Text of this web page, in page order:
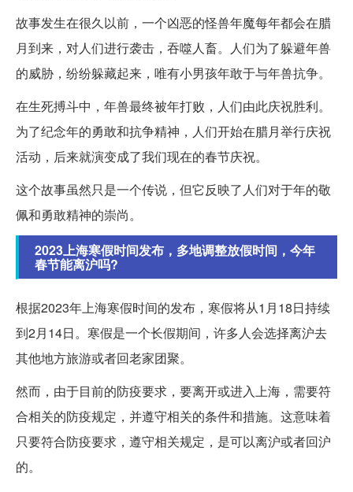
故事发生在很久以前，一个凶恶的怪兽年魔每年都会在腊
月到来，对人们进行袭击，吞噬人畜。人们为了躲避年兽
的威胁，纷纷躲藏起来，唯有小男孩年敢于与年兽抗争。
在生死搏斗中，年兽最终被年打败，人们由此庆祝胜利。
为了纪念年的勇敢和抗争精神，人们开始在腊月举行庆祝
活动，后来就演变成了我们现在的春节庆祝。
这个故事虽然只是一个传说，但它反映了人们对于年的敬
佩和勇敢精神的崇尚。
2023上海寒假时间发布，多地调整放假时间，今年
春节能离沪吗?
根据2023年上海寒假时间的发布，寒假将从1月18日持续
到2月14日。寒假是一个长假期间，许多人会选择离沪去
其他地方旅游或者回老家团聚。
然而，由于目前的防疫要求，要离开或进入上海，需要符
合相关的防疫规定，并遵守相关的条件和措施。这意味着
只要符合防疫要求，遵守相关规定，是可以离沪或者回沪
的。